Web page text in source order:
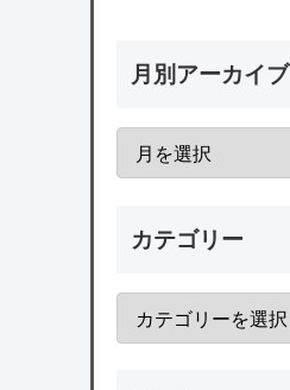
月別アーカイブ
カテゴリー